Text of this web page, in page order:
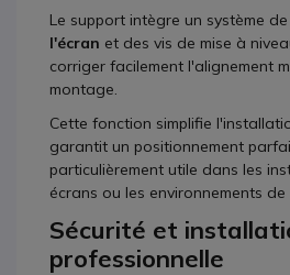
Le support intègre un système de
l'écran et des vis de mise à
corriger facilement l'alignement
montage.
Cette fonction simplifie
garantit un positionnement
particulièrement utile dans les
écrans ou les environnements
Sécurité et
professionnelle